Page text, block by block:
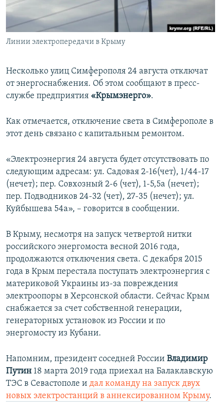
ПОБЕДИТЕЛЕЙ НЕ СУДЯТ?
КРЫМ.НЕПОКОРЕННЫЙ
ELIFBE
ПРИСОЕДИНЯЙТЕСЬ!
Все сайты RFE/RL
Линии электропередачи в Крыму
Несколько улиц Симферополя 24 августа отключат
от энергоснабжения. Об этом сообщают в пресс-
службе предприятия «Крымэнерго».
Как отмечается, отключение света в Симферополе в
этот день связано с капитальным ремонтом.
«Электроэнергия 24 августа будет отсутствовать по
следующим адресам: ул. Садовая 2-16(чет), 1/44-17
(нечет); пер. Совхозный 2-6 (чет), 1-5,5а (нечет);
пер. Подводников 24-32 (чет), 27-35 (нечет); ул.
Куйбышева 54а», – говорится в сообщении.
В Крыму, несмотря на запуск четвертой нитки
российского энергомоста весной 2016 года,
продолжаются отключения света. С декабря 2015
года в Крым перестала поступать электроэнергия с
материковой Украины из-за повреждения
электроопоры в Херсонской области. Сейчас Крым
снабжается за счет собственной генерации,
генераторных установок из России и по
энергомосту из Кубани.
Напомним, президент соседней России Владимир
Путин 18 марта 2019 года приехал на Балаклавскую
ТЭС в Севастополе и дал команду на запуск двух
новых электростанций в аннексированном Крыму.